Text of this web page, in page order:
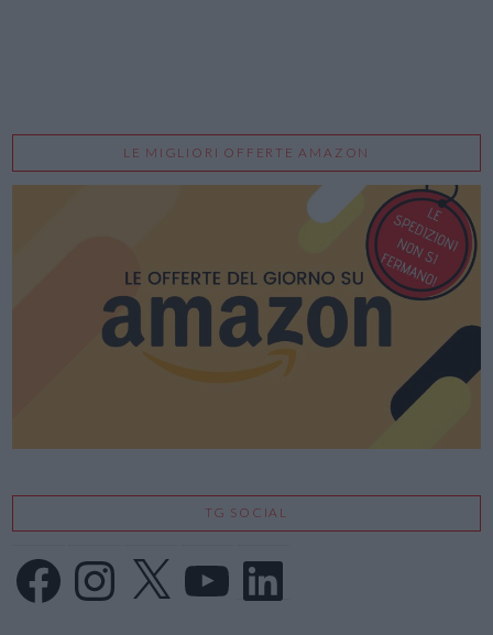
LE MIGLIORI OFFERTE AMAZON
TG SOCIAL
FacebookInstagram
X LinkedIn